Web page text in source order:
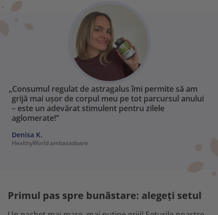
„Consumul regulat de astragalus îmi permite să am
grijă mai ușor de corpul meu pe tot parcursul anului
– este un adevărat stimulent pentru zilele
aglomerate!”
Denisa K.
HealthyWorld ambasadoare
Primul pas spre bunăstare: alegeți setul